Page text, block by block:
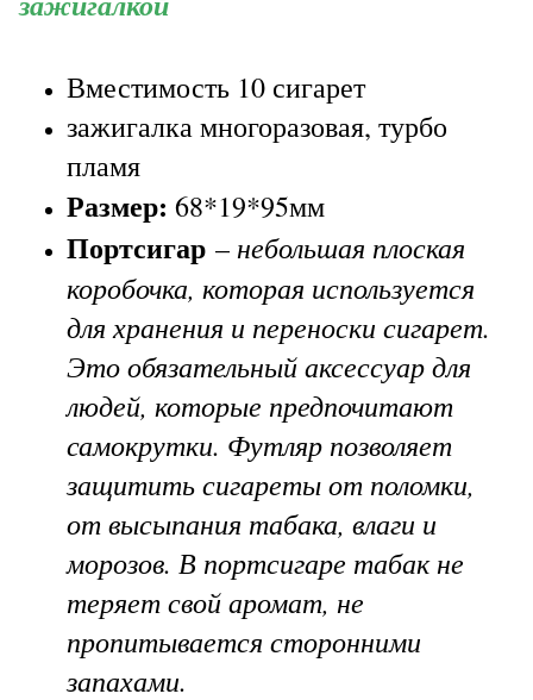
Вместимость 10 сигарет
зажигалка многоразовая, турбо
пламя
Размер: 68*19*95мм
Портсигар – небольшая плоская
коробочка, которая используется
для хранения и переноски сигарет.
Это обязательный аксессуар для
людей, которые предпочитают
самокрутки. Футляр позволяет
защитить сигареты от поломки,
от высыпания табака, влаги и
морозов. В портсигаре табак не
теряет свой аромат, не
пропитывается сторонними
запахами.